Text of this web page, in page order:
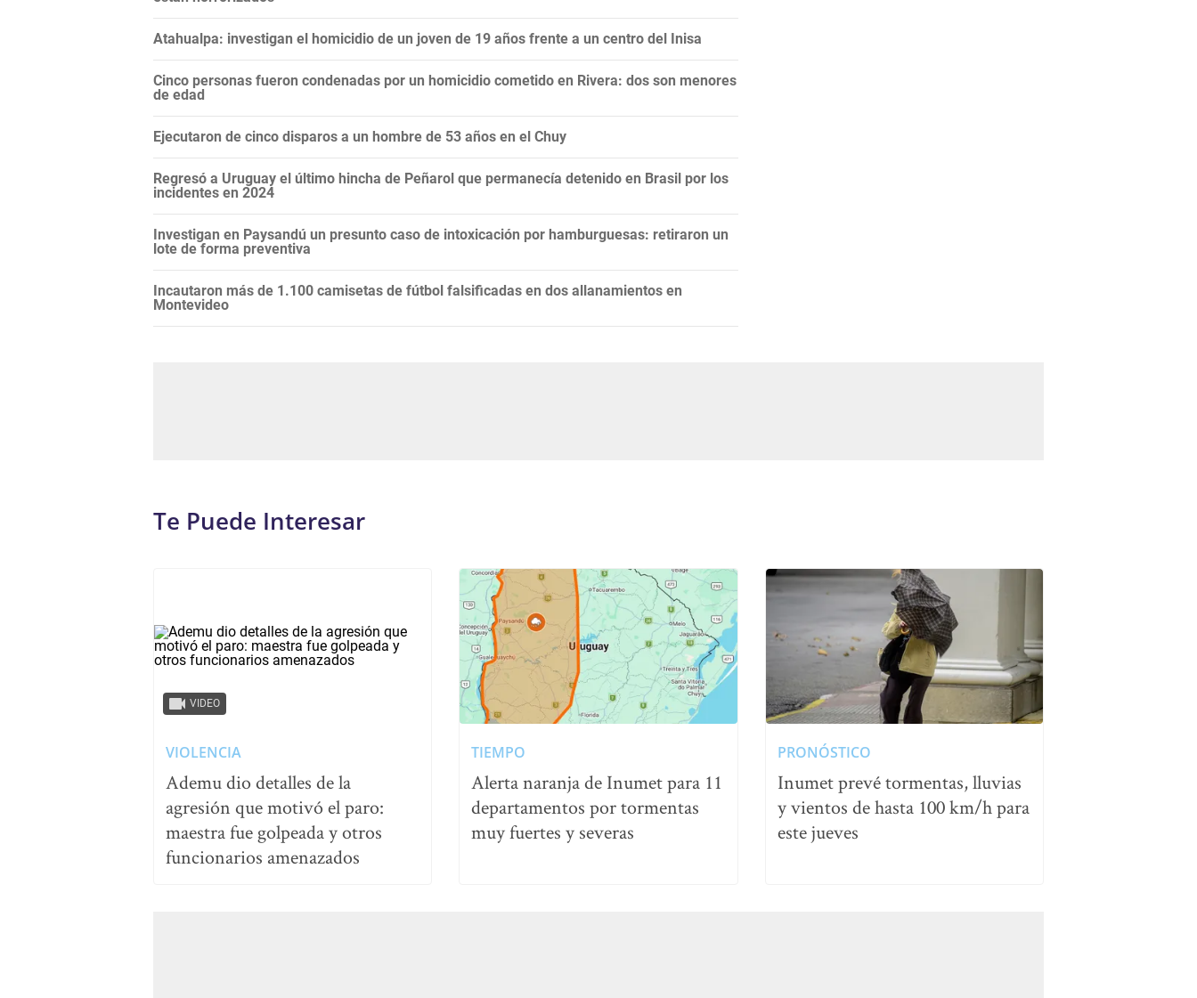
Atahualpa: investigan el homicidio de un joven de 19 años frente a un centro del Inisa
Cinco personas fueron condenadas por un homicidio cometido en Rivera: dos son menores
de edad
Ejecutaron de cinco disparos a un hombre de 53 años en el Chuy
Regresó a Uruguay el último hincha de Peñarol que permanecía detenido en Brasil por los
incidentes en 2024
Investigan en Paysandú un presunto caso de intoxicación por hamburguesas: retiraron un
lote de forma preventiva
Incautaron más de 1.100 camisetas de fútbol falsificadas en dos allanamientos en
Montevideo
Te Puede Interesar
VIDEO
VIOLENCIA
Ademu dio detalles de la
agresión que motivó el paro:
maestra fue golpeada y otros
funcionarios amenazados
TIEMPO
Alerta naranja de Inumet para 11
departamentos por tormentas
muy fuertes y severas
PRONÓSTICO
Inumet prevé tormentas, lluvias
y vientos de hasta 100 km/h para
este jueves